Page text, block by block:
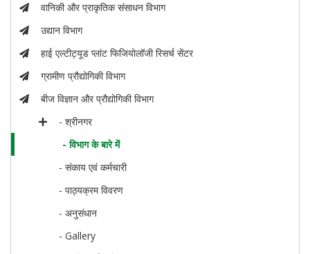
वानिकी और प्राकृतिक संसाधन विभाग
उद्यान विभाग
हाई एल्टीट्यूड प्लांट फिजियोलॉजी रिसर्च सेंटर
ग्रामीण प्रौद्योगिकी विभाग
बीज विज्ञान और प्रौद्योगिकी विभाग
- श्रीनगर
- विभाग के बारे में
- संकाय एवं कर्मचारी
- पाठ्यक्रम विवरण
- अनुसंधान
- Gallery